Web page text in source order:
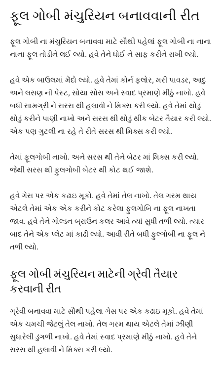
ફૂલ ગોબી મંચુરિયન બનાવવાની રીત
ફૂલ ગોબી ના મંચુરિયન બનાવવા માટે સૌથી પહેલાં ફૂલ ગોબી ના નાના
નાના ફૂલ તોડીને લઈ લ્યો. હવે તેને ધોઈ ને સાફ કરીને રાખી લ્યો.
હવે એક બાઉલમાં મેંદો લ્યો. હવે તેમાં કોર્ન ફ્લોર, મરી પાવડર, આદુ
અને લસણ ની પેસ્ટ, સોયા સોસ અને સ્વાદ પ્રમાણે મીઠું નાખો. હવે
બધી સામગ્રી ને સરસ થી હલાવી ને મિક્સ કરી લ્યો. હવે તેમાં થોડું
થોડું કરીને પાણી નાખો અને સરસ થી થોડું થીક બેટર તૈયાર કરી લ્યો.
એક પણ ગુટલી ના રહે તે રીતે સરસ થી મિક્સ કરી લ્યો.
તેમાં ફૂલગોબી નાખો. અને સરસ થી તેને બેટર માં મિક્સ કરી લ્યો.
જેથી સરસ થી ફુલગોબી બેટર થી કોટ થઈ જાશે.
હવે ગેસ પર એક કઢાઇ મૂકો. હવે તેમાં તેલ નાખો. તેલ ગરમ થાય
એટલે તેમાં એક એક કરીને કોટ કરેલા ફુલગોબિ ના ફૂલ નાખતા
જાવ. હવે તેને ગોલ્ડન બ્રાઉન કલર આવે ત્યાં સુધી તળી લ્યો. ત્યાર
બાદ તેને એક પ્લેટ માં કાઢી લ્યો. આવી રીતે બધી ફુલ્ગોબી ના ફૂલ ને
તળી લ્યો.
ફૂલ ગોબી મંચુરિયન માટેની ગ્રેવી તૈયાર
કરવાની રીત
ગ્રેવી બનાવવા માટે સૌથી પહેલા ગેસ પર એક કઢાઇ મૂકો. હવે તેમાં
એક ચમચી જેટલું તેલ નાખો. તેલ ગરમ થાય એટલે તેમાં ઝીણી
સુધારેલી ડુંગળી નાખો. હવે તેમાં સ્વાદ પ્રમાણે મીઠું નાખો. હવે તેને
સરસ થી હલાવી ને મિક્સ કરી લ્યો.